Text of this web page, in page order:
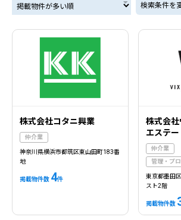
掲載物件が多い順 検索条件を
株式会社コタニ興業
仲介業
神奈川県横浜市都筑区東山田町183番
地
掲載物件数 4件
株式会
エステー
仲介業
管理・プ
東京都墨田
スト2階
掲載物件数